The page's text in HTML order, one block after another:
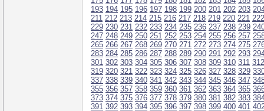
193 194 195 196 197 198 199 200 201 202 203
211 212 213 214 215 216 217 218 219 220 221 222
229 230 231 232 233 234 235 236 237 238 239
247 248 249 250 251 252 253 254 255 256 257
265 266 267 268 269 270 271 272 273 274 275
283 284 285 286 287 288 289 290 291 292 293
301 302 303 304 305 306 307 308 309 310 311 312
319 320 321 322 323 324 325 326 327 328 329
337 338 339 340 341 342 343 344 345 346 347
355 356 357 358 359 360 361 362 363 364 365
373 374 375 376 377 378 379 380 381 382 383
391 392 393 394 395 396 397 398 399 400 401